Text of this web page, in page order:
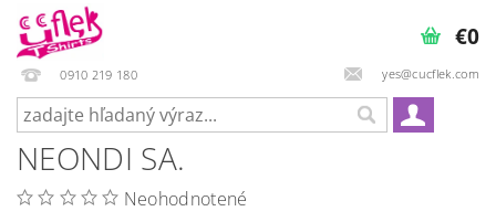
0910 219 180 yes@cucflek.com
€0
NEONDI SA.
Neohodnotené